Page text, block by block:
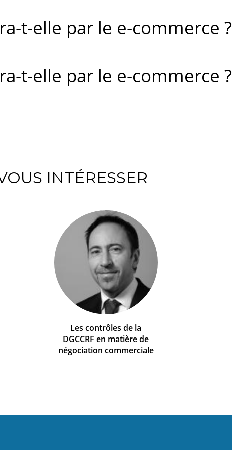
t-elle par le e-commerce ?
t-elle par le e-commerce ?
INTÉRESSER
Les contrôles de la
DGCCRF en matière de
négociation commerciale